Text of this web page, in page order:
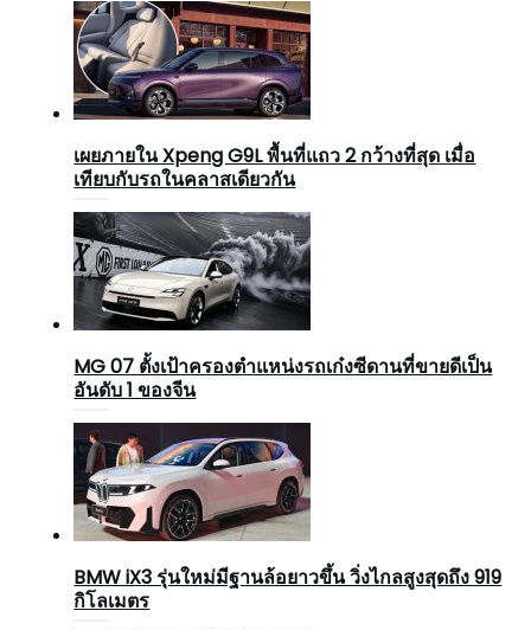
เผยภายใน Xpeng G9L พื้นที่แถว 2 กว้างที่สุด เมื่อ
เทียบกับรถในคลาสเดียวกัน
MG 07 ตั้งเป้าครองตำแหน่งรถเก๋งซีดานที่ขายดีเป็น
อันดับ 1 ของจีน
BMW iX3 รุ่นใหม่มีฐานล้อยาวขึ้น วิ่งไกลสูงสุดถึง 919
กิโลเมตร